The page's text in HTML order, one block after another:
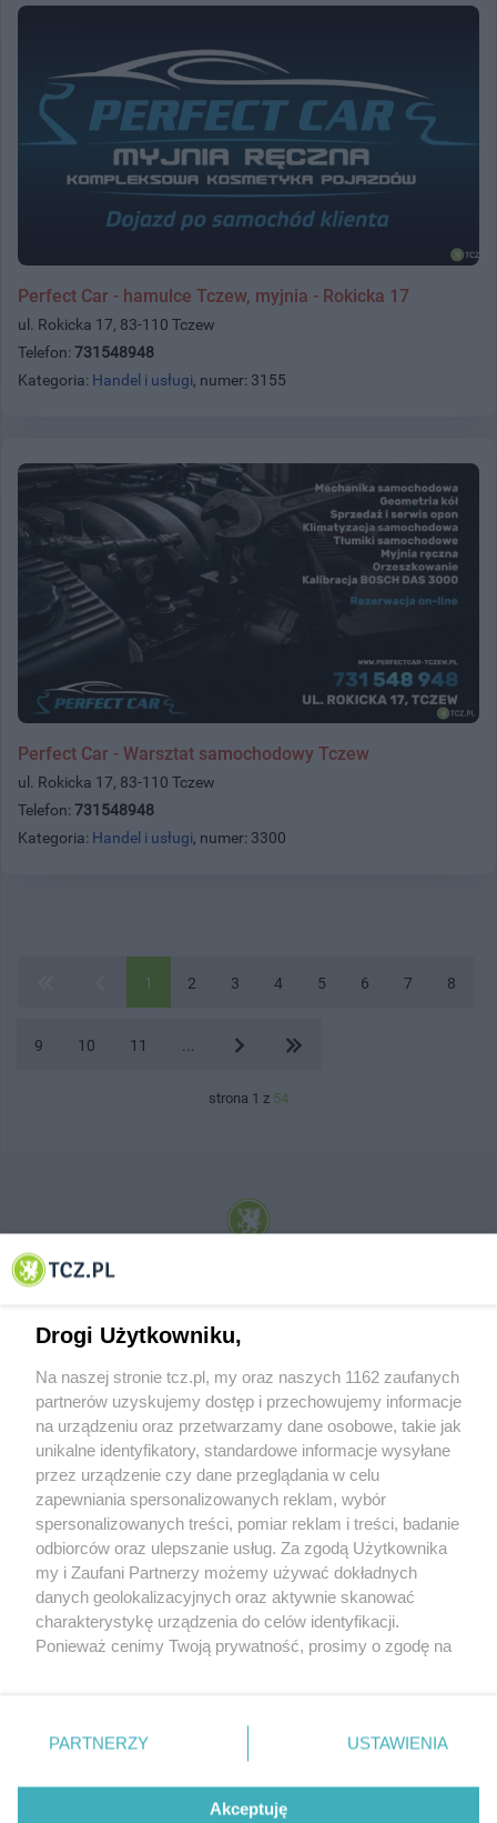
Perfect Car - hamulce Tczew, myjnia - Rokicka 17
ul. Rokicka 17, 83-110 Tczew
Telefon: 731548948
Kategoria: Handel i usługi, numer: 3155
Perfect Car - Warsztat samochodowy Tczew
ul. Rokicka 17, 83-110 Tczew
Telefon: 731548948
Kategoria: Handel i usługi, numer: 3300
1 2 3 4 5 6 7 8
9 10 11
strona 1 z 54
© 2001-2026 Tczew - TCZ.PL Sp. z o.o. Internetowy Serwis Informacyjny Miasta
O FIRMIE POLITYKA PRYWATNOŚCI HOSTING
REKLAMA WSPÓŁPRACA RSS FACEBOOK KONTAKT
Nasze serwisy
Aktualności
Tcz24
Historia miasta
Muzyka i kultura
Archiwum wydarzeń
Zdjęcia miasta
Drogi Użytkowniku,
Na naszej stronie tcz.pl, my oraz naszych 1162 zaufanych
partnerów uzyskujemy dostęp i przechowujemy informacje
na urządzeniu oraz przetwarzamy dane osobowe, takie jak
unikalne identyfikatory, standardowe informacje wysyłane
przez urządzenie czy dane przeglądania w celu
zapewniania spersonalizowanych reklam, wybór
spersonalizowanych treści, pomiar reklam i treści, badanie
odbiorców oraz ulepszanie usług. Za zgodą Użytkownika
my i Zaufani Partnerzy możemy używać dokładnych
danych geolokalizacyjnych oraz aktywnie skanować
charakterystykę urządzenia do celów identyfikacji.
Ponieważ cenimy Twoją prywatność, prosimy o zgodę na
znajdujący się w lewym dolnym rogu strony
. Niektóre
PARTNERZY USTAWIENIA
Akceptuję